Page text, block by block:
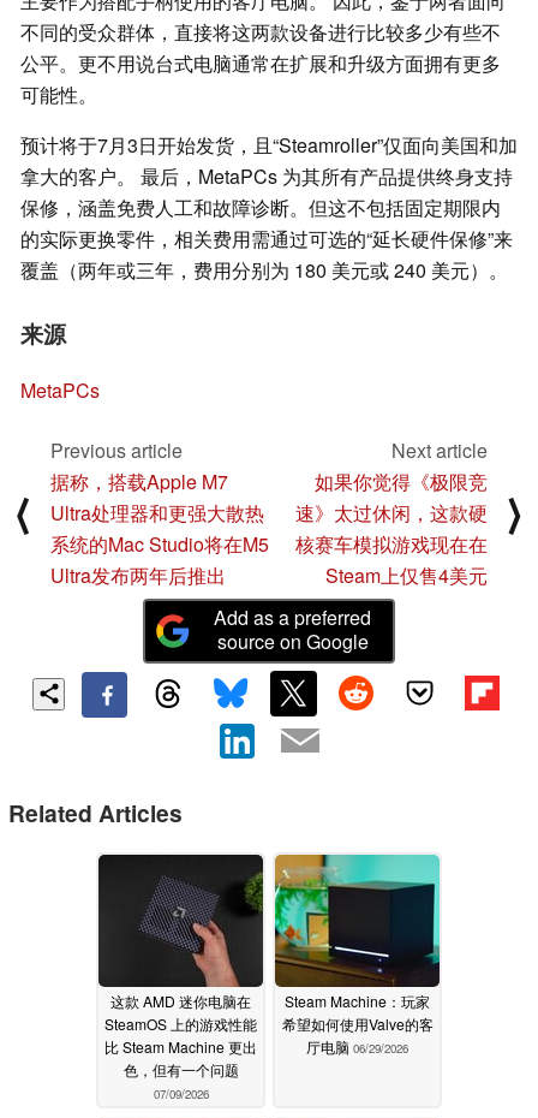
不同的受众群体，直接将这两款设备进行比较多少有些不
公平。更不用说台式电脑通常在扩展和升级方面拥有更多
可能性。
预计将于7月3日开始发货，且“Steamroller”仅面向美国和加
拿大的客户。 最后，MetaPCs 为其所有产品提供终身支持
保修，涵盖免费人工和故障诊断。但这不包括固定期限内
的实际更换零件，相关费用需通过可选的“延长硬件保修”来
覆盖（两年或三年，费用分别为 180 美元或 240 美元）。
来源
MetaPCs
⟨
Previous article
据称，搭载Apple M7
Ultra处理器和更强大散热
系统的Mac Studio将在M5
Ultra发布两年后推出
Next article
如果你觉得《极限竞
速》太过休闲，这款硬
核赛车模拟游戏现在在
Steam上仅售4美元
⟩
Add as a preferred
source on Google
Related Articles
这款 AMD 迷你电脑在
SteamOS 上的游戏性能
比 Steam Machine 更出
色，但有一个问题
07/09/2026
Steam Machine：玩家
希望如何使用Valve的客
厅电脑 06/29/2026